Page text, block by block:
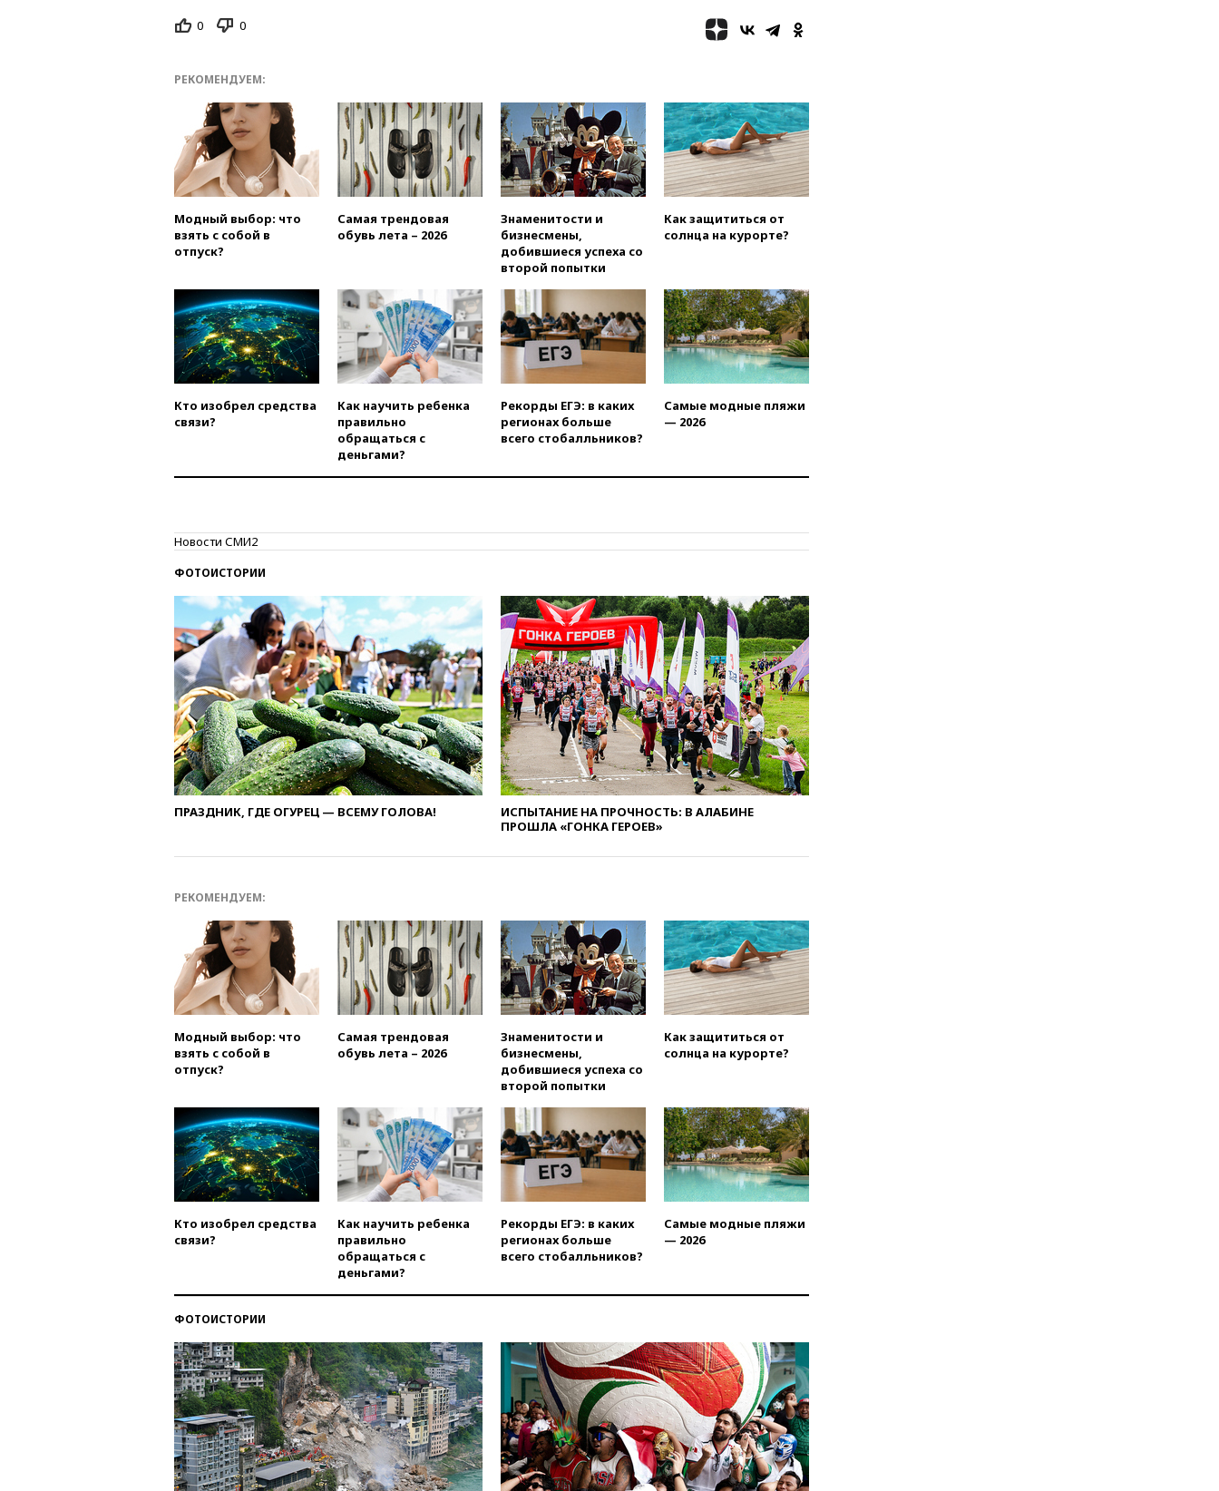
станет значительно дороже
Путин назвал 76-ю
вчера, 22:15Путин заслушал
доклад о ситуации на
добропольском направлении
вчера, 21:58Генпрокуратура
признала нежелательным в
РФ американский Human
Rights Foundation
вчера, 21:35
и Геленджик
вчера, 21:25Руслан Терновой
выиграл золото чемпионата
Европы в прыжках с 10-
метровой вышки
вчера, 21:10
обращений о прекращении
концессии строительства ж/д
в Армении
вчера, 21:00В России вновь
вчера, 20:45Матвиенко:
россиянам могут
вчера, 20:35ПВО за день
сбила еще 281 украинский
беспилотник над Россией
вчера, 20:27 Ямпольская
призвала оптимизировать
олимпиады для поступления в
вузы
вчера, 20:15Минтранс
предложил оплачивать
защиту дорог от БПЛА из
средств на ремонт
вчера, 20:00
официальным визитом
отмене ЕГЭ
вчера, 19:50Аэропорты Сочи и
Ярославля приостановили
работу
вчера, 19:35WP: Трамп
республиканцев поддержать
Вэнса на выборах 2028 года
в РФ превысило максимум
2022 года
вчера, 19:15Жуковский и
аэропорт Геленджика
возобновили работу
порядок присвоения воинских
званий добровольцам
аэропорту Геленджика
введены ограничения
вчера, 18:21Зюганов
присоединился к критике
«Яблока»
вчера, 18:15Четыре человека
пострадали при атаках ВСУ на
Белгородскую область
0 0
РЕКОМЕНДУЕМ:
Модный выбор: что
взять с собой в
отпуск?
Самая трендовая
обувь лета – 2026
Знаменитости и
бизнесмены,
добившиеся успеха со
второй попытки
Как защититься от
солнца на курорте?
Кто изобрел средства
связи?
Как научить ребенка
правильно
обращаться с
деньгами?
Рекорды ЕГЭ: в каких
регионах больше
всего стобалльников?
Самые модные пляжи
— 2026
Новости СМИ2
ФОТОИСТОРИИ
ПРАЗДНИК, ГДЕ ОГУРЕЦ — ВСЕМУ ГОЛОВА!
ИСПЫТАНИЕ НА ПРОЧНОСТЬ: В АЛАБИНЕ
ПРОШЛА «ГОНКА ГЕРОЕВ»
РЕКОМЕНДУЕМ:
Модный выбор: что
взять с собой в
отпуск?
Самая трендовая
обувь лета – 2026
Знаменитости и
бизнесмены,
добившиеся успеха со
второй попытки
Как защититься от
солнца на курорте?
Кто изобрел средства
связи?
Как научить ребенка
правильно
обращаться с
деньгами?
Рекорды ЕГЭ: в каких
регионах больше
всего стобалльников?
Самые модные пляжи
— 2026
ФОТОИСТОРИИ